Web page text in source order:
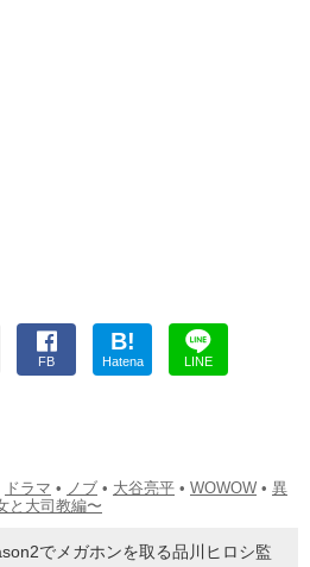
FB
B!
Hatena LINE
ドラマ • ノブ • 大谷亮平 • WOWOW • 異
と大司教編〜
でメガホンを取る品川ヒロシ監